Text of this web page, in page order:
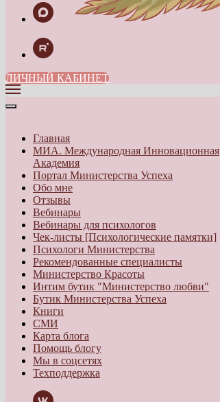
ЛИЧНЫЙ КАБИНЕТ
Главная
МИА. Международная Инновационная
Академия
Портал Министерства Успеха
Обо мне
Отзывы
Вебинары
Вебинары для психологов
Чек-листы [Психологические памятки]
Психологи Министерства
Рекомендованные специалисты
Министерство Красоты
Интим бутик "Министерство любви"
Бутик Министерства Успеха
Книги
СМИ
Карта блога
Помощь блогу
Мы в соцсетях
Техподдержка